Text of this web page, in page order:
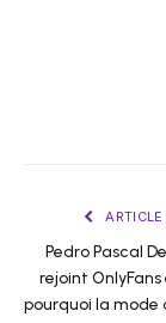
ARTICLE
Pedro Pascal
rejoint
pourquoi la mode